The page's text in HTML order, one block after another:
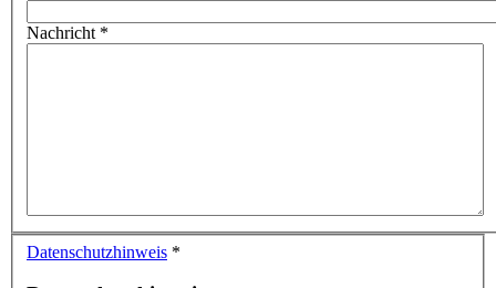
Nachricht *
Datenschutzhinweis *